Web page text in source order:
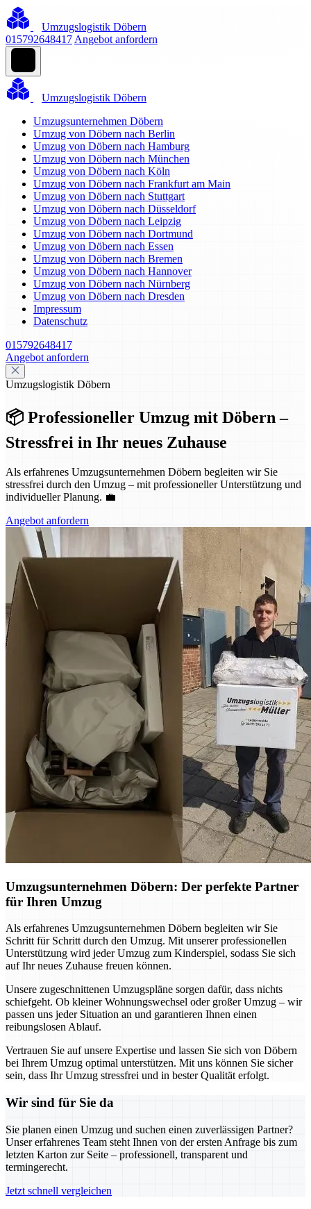
Umzugslogistik Döbern
015792648417 Angebot anfordern
Umzugslogistik Döbern
Umzugsunternehmen Döbern
Umzug von Döbern nach Berlin
Umzug von Döbern nach Hamburg
Umzug von Döbern nach München
Umzug von Döbern nach Köln
Umzug von Döbern nach Frankfurt am Main
Umzug von Döbern nach Stuttgart
Umzug von Döbern nach Düsseldorf
Umzug von Döbern nach Leipzig
Umzug von Döbern nach Dortmund
Umzug von Döbern nach Essen
Umzug von Döbern nach Bremen
Umzug von Döbern nach Hannover
Umzug von Döbern nach Nürnberg
Umzug von Döbern nach Dresden
Impressum
Datenschutz
015792648417
Angebot anfordern
Umzugslogistik Döbern
📦 Professioneller Umzug mit Döbern –
Stressfrei in Ihr neues Zuhause
Als erfahrenes Umzugsunternehmen Döbern begleiten wir Sie
stressfrei durch den Umzug – mit professioneller Unterstützung und
individueller Planung. 💼
Angebot anfordern
Umzugsunternehmen Döbern: Der perfekte Partner
für Ihren Umzug
Als erfahrenes Umzugsunternehmen Döbern begleiten wir Sie
Schritt für Schritt durch den Umzug. Mit unserer professionellen
Unterstützung wird jeder Umzug zum Kinderspiel, sodass Sie sich
auf Ihr neues Zuhause freuen können.
Unsere zugeschnittenen Umzugspläne sorgen dafür, dass nichts
schiefgeht. Ob kleiner Wohnungswechsel oder großer Umzug – wir
passen uns jeder Situation an und garantieren Ihnen einen
reibungslosen Ablauf.
Vertrauen Sie auf unsere Expertise und lassen Sie sich von Döbern
bei Ihrem Umzug optimal unterstützen. Mit uns können Sie sicher
sein, dass Ihr Umzug stressfrei und in bester Qualität erfolgt.
Wir sind für Sie da
Sie planen einen Umzug und suchen einen zuverlässigen Partner?
Unser erfahrenes Team steht Ihnen von der ersten Anfrage bis zum
letzten Karton zur Seite – professionell, transparent und
termingerecht.
Jetzt schnell vergleichen